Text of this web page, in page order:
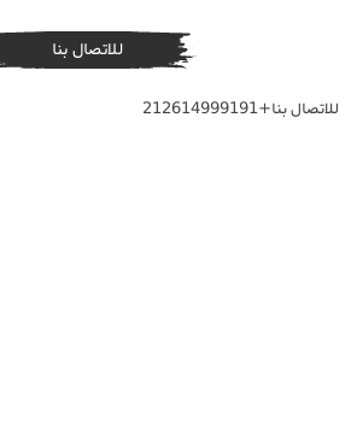
للاتصال بنا
للاتصال بنا+212614999191